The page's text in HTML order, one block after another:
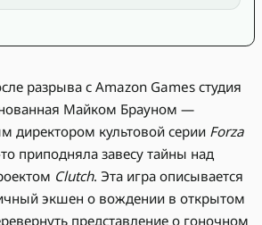
разрыва с Amazon Games студия
Майком Брауном —
культовой серии Forza
приподняла завесу тайны над
Clutch. Эта игра описывается
экшен о вождении в открытом
представление о гоночном